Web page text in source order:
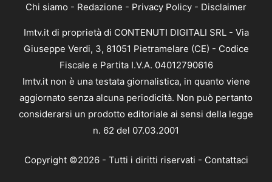
Chi siamo - Redazione - Privacy Policy - Disclaimer
Imtv.it di proprietà di CONTENUTI DIGITALI SRL - Via
Giuseppe Verdi, 3, 81051 Pietramelare (CE) - Codice
Fiscale e Partita I.V.A. 04012790616
Imtv.it non è una testata giornalistica, in quanto viene
aggiornato senza alcuna periodicità. Non può pertanto
considerarsi un prodotto editoriale ai sensi della legge
n. 62 del 07.03.2001
Copyright ©2026 - Tutti i diritti riservati - Contattaci